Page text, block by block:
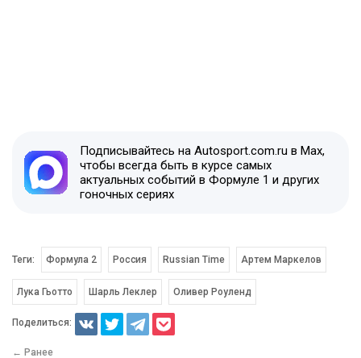
Подписывайтесь на Autosport.com.ru в Max,
чтобы всегда быть в курсе самых
актуальных событий в Формуле 1 и других
гоночных сериях
Теги: Формула 2 Россия Russian Time Артем Маркелов
Лука Гьотто Шарль Леклер Оливер Роуленд
Поделиться:
← Ранее